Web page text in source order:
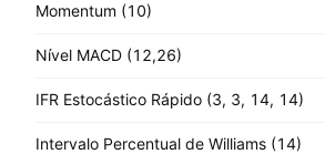
Momentum (10)
Nível MACD (12,26)
IFR Estocástico Rápido (3, 3, 14, 14)
Intervalo Percentual de Williams (14)